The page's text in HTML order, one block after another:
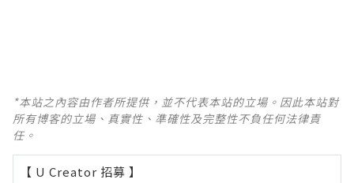
*本站之內容由作者所提供，並不代表本站的立場。因此本站對
所有博客的立場、真實性、準確性及完整性不負任何法律責
任。
【 U Creator 招募 】